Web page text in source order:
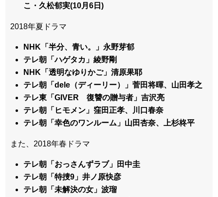
こ・久松郁実(10月6日)
2018年夏ドラマ
NHK「半分、青い。」永野芽郁
テレ朝「ハゲタカ」綾野剛
NHK「透明なゆりかご」清原果耶
テレ朝「dele（ディーリー）」菅田将暉、山田孝之
テレ東「GIVER 復讐の贈与者」吉沢亮
テレ朝「ヒモメン」窪田正孝、川口春奈
テレ朝「幸色のワンルーム」山田杏奈、上杉柊平
また、2018年春ドラマ
テレ朝「おっさんずラブ」田中圭
テレ朝「特捜9」井ノ原快彦
テレ朝「未解決の女」波瑠